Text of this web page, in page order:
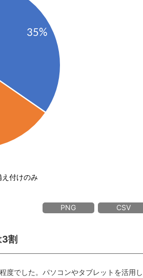
PNG CSV
割
度でした。パソコンやタブレットを活用し